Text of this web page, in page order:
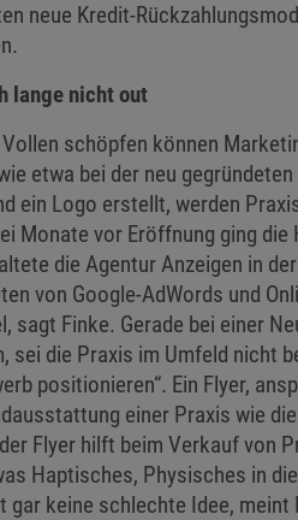
neue Kredit-
lange nicht out
schöpfen können
etwa bei der neu
ein Logo erstellt, werden
Monate vor Eröffnung ging
die Agentur Anzeigen in
von Google-AdWords und
sagt Finke. Gerade bei einer
sei die Praxis im Umfeld nicht
positionieren“. Ein Flyer,
einer Praxis wie
Flyer hilft beim Verkauf von
Haptisches, Physisches in
keine schlechte Idee, meint